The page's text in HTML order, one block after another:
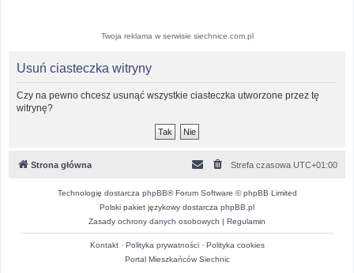
Twoja reklama w serwisie siechnice.com.pl
Usuń ciasteczka witryny
Czy na pewno chcesz usunąć wszystkie ciasteczka utworzone przez tę
witrynę?
Strona główna Strefa czasowa UTC+01:00
Technologię dostarcza phpBB® Forum Software © phpBB Limited
Polski pakiet językowy dostarcza phpBB.pl
Zasady ochrony danych osobowych | Regulamin
Kontakt· Polityka prywatności· Polityka cookies
Portal Mieszkańców Siechnic